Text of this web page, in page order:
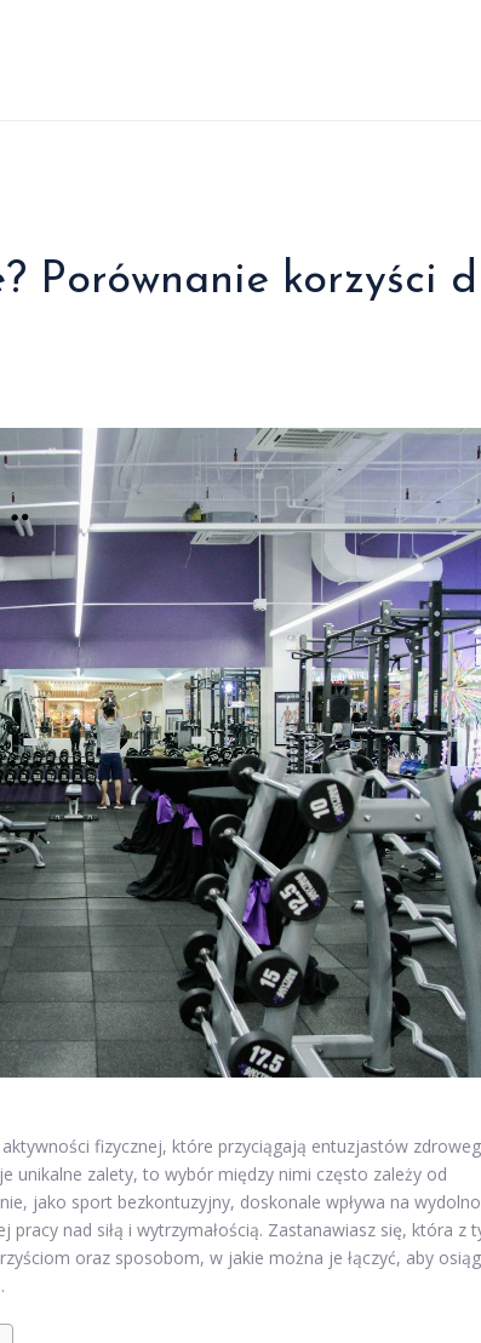
Porównanie korzyści
fizycznej, które przyciągają entuzjastów
unikalne zalety, to wybór między nimi często zależy od
jako sport bezkontuzyjny, doskonale wpływa na
nad siłą i wytrzymałością. Zastanawiasz się, która z
oraz sposobom, w jakie można je łączyć, aby